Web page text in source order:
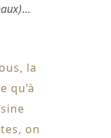
…
la
qu’à
on